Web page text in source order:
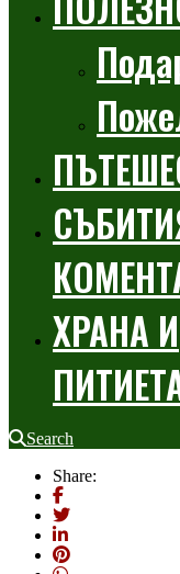
ХРАНА И
Search
Share: